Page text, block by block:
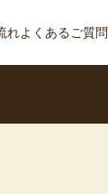
れよくあるご質問